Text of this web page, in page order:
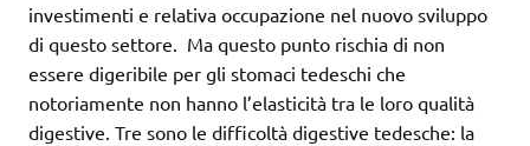
investimenti e relativa occupazione nel nuovo sviluppo
di questo settore. Ma questo punto rischia di non
essere digeribile per gli stomaci tedeschi che
notoriamente non hanno l’elasticità tra le loro qualità
digestive. Tre sono le difficoltà digestive tedesche: la